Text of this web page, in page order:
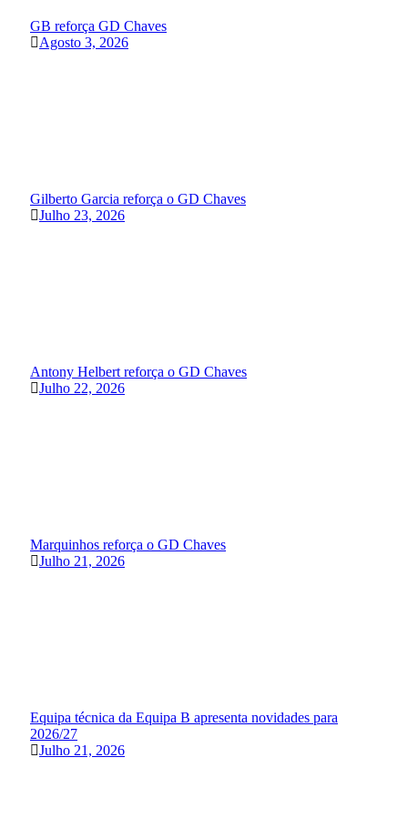
GB reforça GD Chaves
Agosto 3, 2026
Gilberto Garcia reforça o GD Chaves
Julho 23, 2026
Antony Helbert reforça o GD Chaves
Julho 22, 2026
Marquinhos reforça o GD Chaves
Julho 21, 2026
Equipa técnica da Equipa B apresenta novidades para
2026/27
Julho 21, 2026